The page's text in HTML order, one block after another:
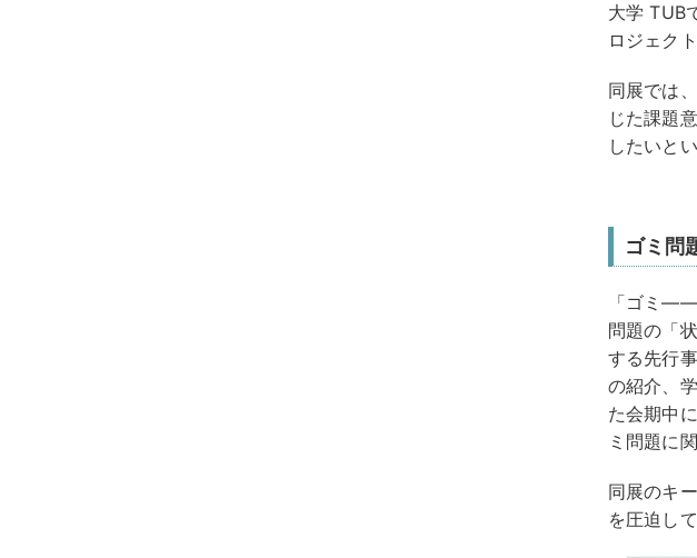
⼤学 TUB
ロジェク
同展では
じた課題
したいとい
ゴミ問
「ゴミ
問題の「
する先⾏
の紹介、
た会期中
ミ問題に
同展のキ
を圧迫し